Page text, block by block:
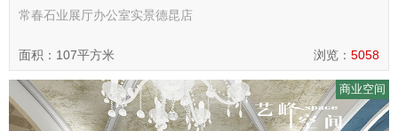
常春石业展厅办公室实景德昆店
面积：107平方米 浏览： 5058
商业空间